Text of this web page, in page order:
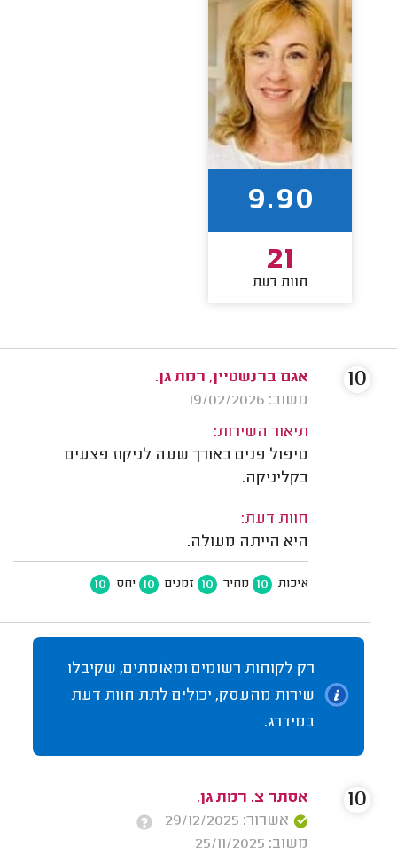
9.90
21
חוות דעת
אגם ברנשטיין, רמת גן.
משוב: 19/02/2026
תיאור השירות:
טיפול פנים באורך שעה לניקוז פצעים
בקליניקה.
חוות דעת:
היא הייתה מעולה.
איכות 10 מחיר 10 זמנים 10 יחס 10
10
רק לקוחות רשומים ומאומתים, שקיבלו
שירות מהעסק, יכולים לתת חוות דעת
במידרג.
אסתר צ. רמת גן.
אשרור: 29/12/2025
משוב: 25/11/2025
10